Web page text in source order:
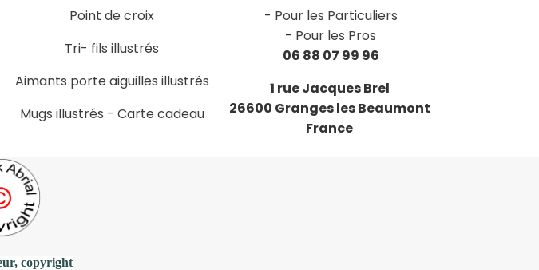
Point de croix
Tri- fils illustrés
Aimants porte aiguilles illustrés
Mugs illustrés - Carte cadeau
- Pour les Particuliers
- Pour les Pros
06 88 07 99 96
1 rue Jacques Brel
26600 Granges les Beaumont
France
copyright